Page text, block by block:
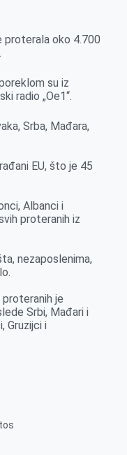
proterala oko 4.700
su iz
radio „Oe1“.
Srba, Mađara,
EU, što je 45
Albanci i
proteranih iz
nezaposlenima,
je
Srbi, Mađari i
Gruzijci i